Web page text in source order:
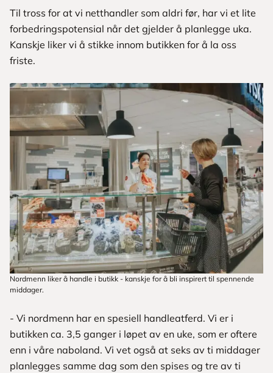
Til tross for at vi netthandler som aldri før, har vi et lite
forbedringspotensial når det gjelder å planlegge uka.
Kanskje liker vi å stikke innom butikken for å la oss
friste.
Nordmenn liker å handle i butikk - kanskje for å bli inspirert til spennende
middager.
- Vi nordmenn har en spesiell handleatferd. Vi er i
butikken ca. 3,5 ganger i løpet av en uke, som er oftere
enn i våre naboland. Vi vet også at seks av ti middager
planlegges samme dag som den spises og tre av ti